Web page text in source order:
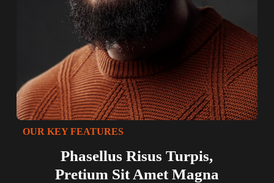
OUR KEY FEATURES
Phasellus Risus Turpis,
Pretium Sit Amet Magna